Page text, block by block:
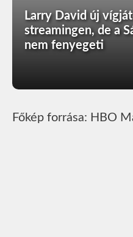
Larry David új
streamingen, de a
nem fenyegeti
Főkép forrása: HBO